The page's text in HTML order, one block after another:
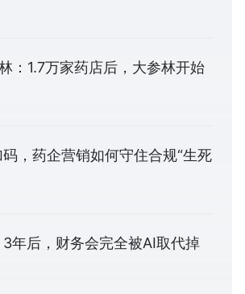
：1.7万家药店后，大参林开始
，药企营销如何守住合规“生死
年后，财务会完全被AI取代掉